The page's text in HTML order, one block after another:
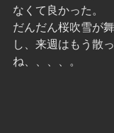
なくて良かった。
だんだん桜吹雪が
し、来週はもう散
ね、、、、。